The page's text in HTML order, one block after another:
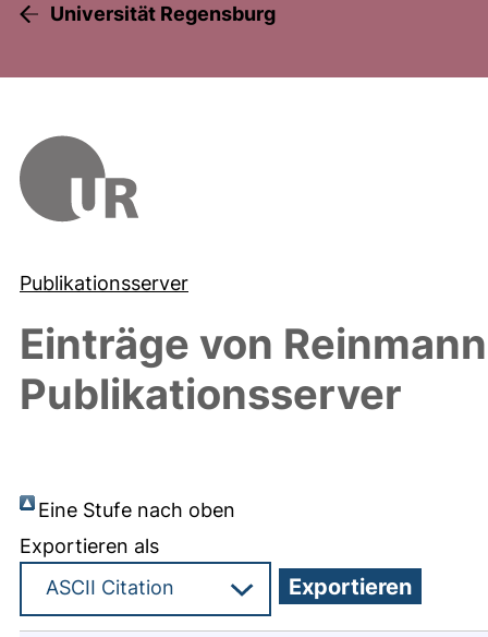
Universität Regensburg
Publikationsserver
Einträge von
Publikationsserver
Eine Stufe nach oben
Exportieren als